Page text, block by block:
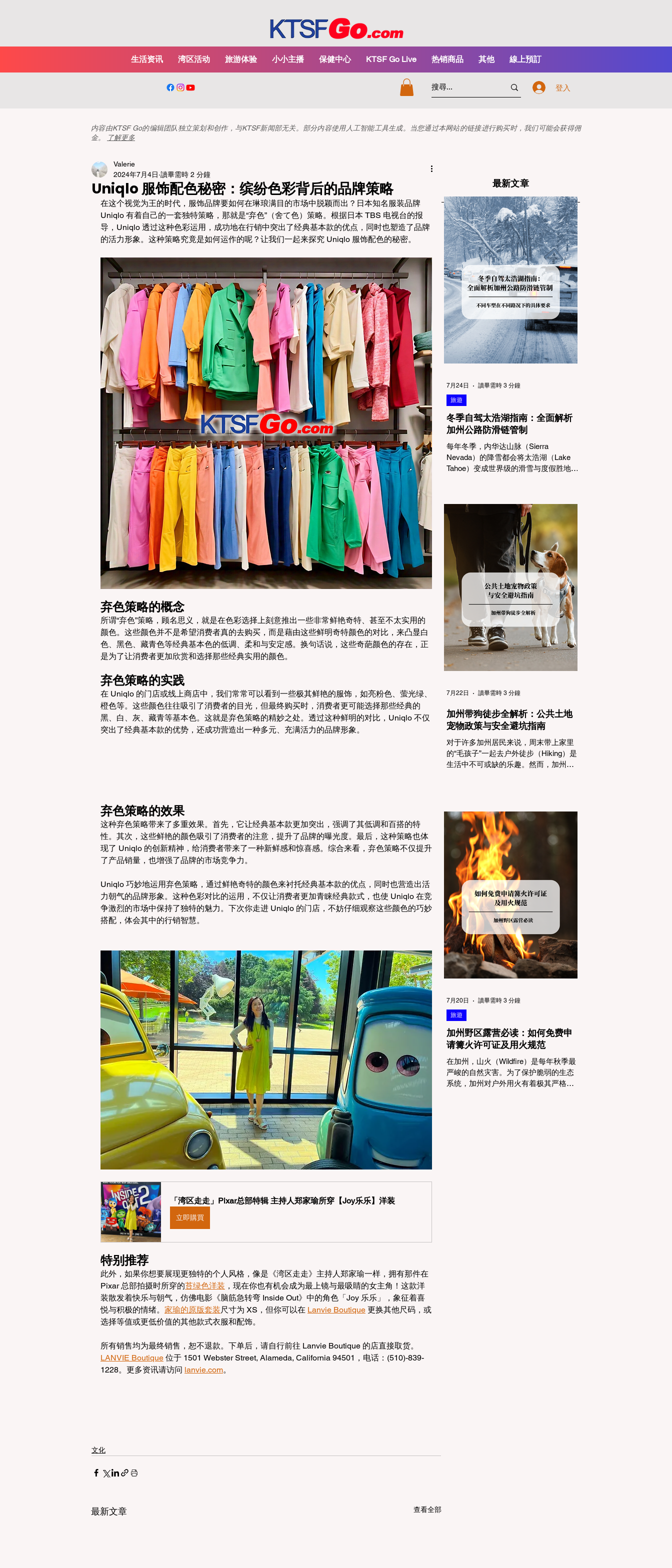
生活资讯 湾区活动 旅游体验 小小主播 保健中心 KTSF Go Live 热销商品 其他 線上預訂
登入
内容由KTSF Go的编辑团队独立策划和创作，与KTSF新闻部无关。部分内容使用人工智能工具生成。当您通过本网站的链接进行购买时，我们可能会获得佣
金。
了解更多
Uniqlo 服饰配色秘密：缤纷色彩背后的品牌策略
Valerie
2024年7月4日 讀畢需時 2 分鐘
在这个视觉为王的时代，服饰品牌要如何在琳琅满目的市场中脱颖而出？日本知名服装品牌
Uniqlo 有着自己的一套独特策略，那就是“弃色”（舍て色）策略。根据日本 TBS 电视台的报
导，Uniqlo 透过这种色彩运用，成功地在行销中突出了经典基本款的优点，同时也塑造了品牌
的活力形象。这种策略究竟是如何运作的呢？让我们一起来探究 Uniqlo 服饰配色的秘密。
弃色策略的概念
所谓“弃色”策略，顾名思义，就是在色彩选择上刻意推出一些非常鲜艳奇特、甚至不太实用的
颜色。这些颜色并不是希望消费者真的去购买，而是藉由这些鲜明奇特颜色的对比，来凸显白
色、黑色、藏青色等经典基本色的低调、柔和与安定感。换句话说，这些奇葩颜色的存在，正
是为了让消费者更加欣赏和选择那些经典实用的颜色。
弃色策略的实践
在 Uniqlo 的门店或线上商店中，我们常常可以看到一些极其鲜艳的服饰，如亮粉色、萤光绿、
橙色等。这些颜色往往吸引了消费者的目光，但最终购买时，消费者更可能选择那些经典的
黑、白、灰、藏青等基本色。这就是弃色策略的精妙之处。透过这种鲜明的对比，Uniqlo 不仅
突出了经典基本款的优势，还成功营造出一种多元、充满活力的品牌形象。
弃色策略的效果
这种弃色策略带来了多重效果。首先，它让经典基本款更加突出，强调了其低调和百搭的特
性。其次，这些鲜艳的颜色吸引了消费者的注意，提升了品牌的曝光度。最后，这种策略也体
现了 Uniqlo 的创新精神，给消费者带来了一种新鲜感和惊喜感。综合来看，弃色策略不仅提升
了产品销量，也增强了品牌的市场竞争力。
Uniqlo 巧妙地运用弃色策略，通过鲜艳奇特的颜色来衬托经典基本款的优点，同时也营造出活
力朝气的品牌形象。这种色彩对比的运用，不仅让消费者更加青睐经典款式，也使 Uniqlo 在竞
争激烈的市场中保持了独特的魅力。下次你走进 Uniqlo 的门店，不妨仔细观察这些颜色的巧妙
搭配，体会其中的行销智慧。
「湾区走走」Pixar总部特辑 主持人郑家瑜所穿【Joy乐乐】洋装
立即購買
特别推荐
此外，如果你想要展现更独特的个人风格，像是《湾区走走》主持人郑家瑜一样，拥有那件在
Pixar 总部拍摄时所穿的苔绿色洋装 ，现在你也有机会成为最上镜与最吸睛的女主角！这款洋
装散发着快乐与朝气，仿佛电影《脑筋急转弯 Inside Out》中的角色「Joy 乐乐」，象征着喜
悦与积极的情绪。 家瑜的原版套装尺寸为 XS，但你可以在 Lanvie Boutique 更换其他尺码，或
选择等值或更低价值的其他款式衣服和配饰。
所有销售均为最终销售，恕不退款。下单后，请自行前往 Lanvie Boutique 的店直接取货。
LANVIE Boutique 位于 1501 Webster Street, Alameda, California 94501，电话：(510)-839-
1228。更多资讯请访问 lanvie.com。
文化
最新文章 查看全部
最新文章
冬季自驾太浩湖指南：全面解析
加州公路防滑链管制
每年冬季，内华达山脉（Sierra
Nevada）的降雪都会将太浩湖（Lake
Tahoe）变成世界级的滑雪与度假胜地。
交通局 (Caltrans) 严格的防滑链管制
(Chain Controls)。 不了解这些规定，不
仅可能面临高额罚单或被公路巡警
（CHP）劝返，更可能在冰雪路面上引
发严重的安全事故。本文将为您系统解
析加州的防滑链政策，帮助您明确自己
的车型在不同路况下的具体要求，并为
出行做好充足准备。 一、 核心概念：看
懂加州 R1, R2, R3 管制级别 当恶劣天气
来袭，加州交通局会在公路上启动防滑
链管制，并通过电子路牌指示当前的管
制级别。加州采用三个递进的级别（R1
至R3）来规范通行车辆： R1 管制
(Requirement 1) 规定内容： 所有车辆必
须安装防滑链。 豁免条件： 乘用车
（Light Trucks）只要配备了雪地轮胎
旅遊
7月24日 讀畢需時 3 分鐘
加州带狗徒步全解析：公共土地
宠物政策与安全避坑指南
对于许多加州居民来说，周末带上家里
的“毛孩子”一起去户外徒步（Hiking）是
生活中不可或缺的乐趣。然而，加州拥
到了步道口才绝望地看到一块大大的
"No Dogs on Trail"（步道严禁犬只） 的
指示牌，这无疑会彻底毁掉整个周末。
为了避免“带狗碰壁”，您必须在出发前清
楚地了解不同公共土地系统对宠物政
策，掌握实用的路线筛选工具，并警惕
加州特有的野外环境隐患。 一、 破除宠
物政策管辖权迷雾：狗狗到底能去哪
里？ 加州的户外区域由不同的政府机构
管理，其核心保护目标决定了宠物政策
的严格程度。我们可以将其视为一条“从
严到宽”的鄙视链： 1. 极其严格：国家公
园 (National Parks) & 州立公园 (State
Parks) 政策基调： 优先保护原始生态与
野生动物。 实际规定： 在优胜美地、红
草甸
7月22日 讀畢需時 3 分鐘
加州野区露营必读：如何免费申
请篝火许可证及用火规范
在加州，山火（Wildfire）是每年秋季最
严峻的自然灾害。为了保护脆弱的生态
系统，加州对户外用火有着极其严格的
旅遊
7月20日 讀畢需時 3 分鐘